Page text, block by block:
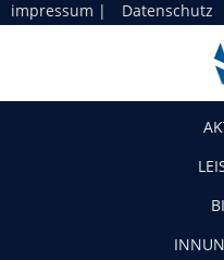
impressum | Datenschutz